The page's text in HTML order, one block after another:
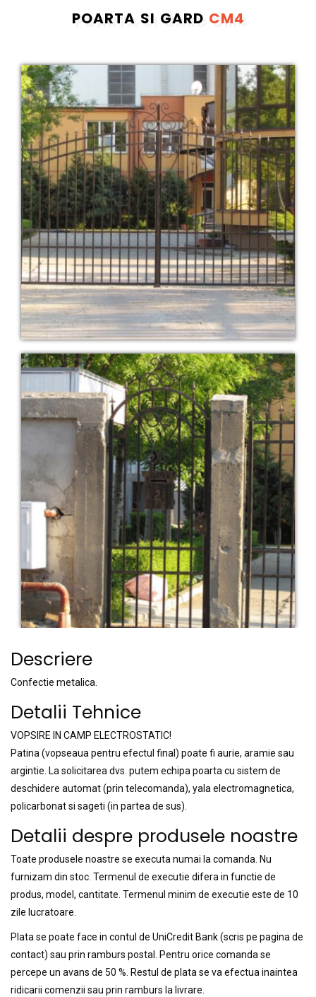
POARTA SI GARD CM4
Descriere
Confectie metalica.
Detalii Tehnice
VOPSIRE IN CAMP ELECTROSTATIC!
Patina (vopseaua pentru efectul final) poate fi aurie, aramie sau
argintie. La solicitarea dvs. putem echipa poarta cu sistem de
deschidere automat (prin telecomanda), yala electromagnetica,
policarbonat si sageti (in partea de sus).
Detalii despre produsele noastre
Toate produsele noastre se executa numai la comanda. Nu
furnizam din stoc. Termenul de executie difera in functie de
produs, model, cantitate. Termenul minim de executie este de 10
zile lucratoare.
Plata se poate face in contul de UniCredit Bank (scris pe pagina de
contact) sau prin ramburs postal. Pentru orice comanda se
percepe un avans de 50 %. Restul de plata se va efectua inaintea
ridicarii comenzii sau prin ramburs la livrare.